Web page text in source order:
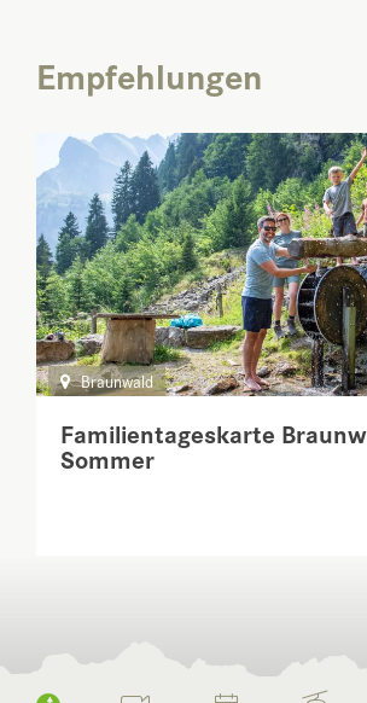
Empfehlungen
Familientageskarte
Sommer
Braunwald